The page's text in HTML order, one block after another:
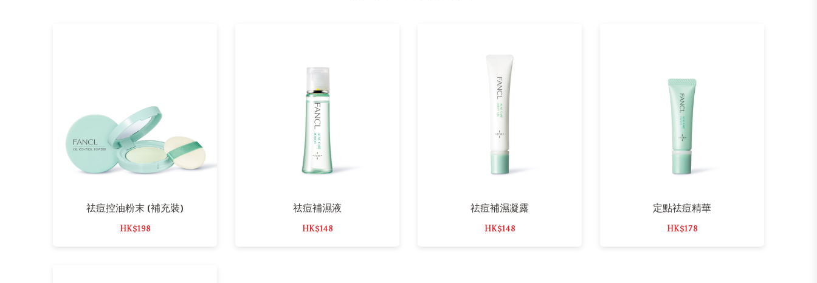
祛痘控油粉末 (補充裝)
HK$198
祛痘補濕液
HK$148
祛痘補濕凝露
HK$148
定點祛痘精華
HK$178